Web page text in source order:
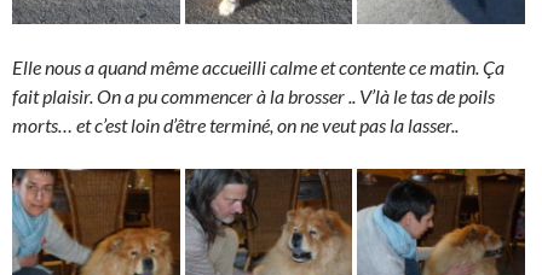
Elle nous a quand même accueilli calme et contente ce matin. Ça
fait plaisir. On a pu commencer à la brosser .. V’là le tas de poils
morts… et c’est loin d’être terminé, on ne veut pas la lasser..